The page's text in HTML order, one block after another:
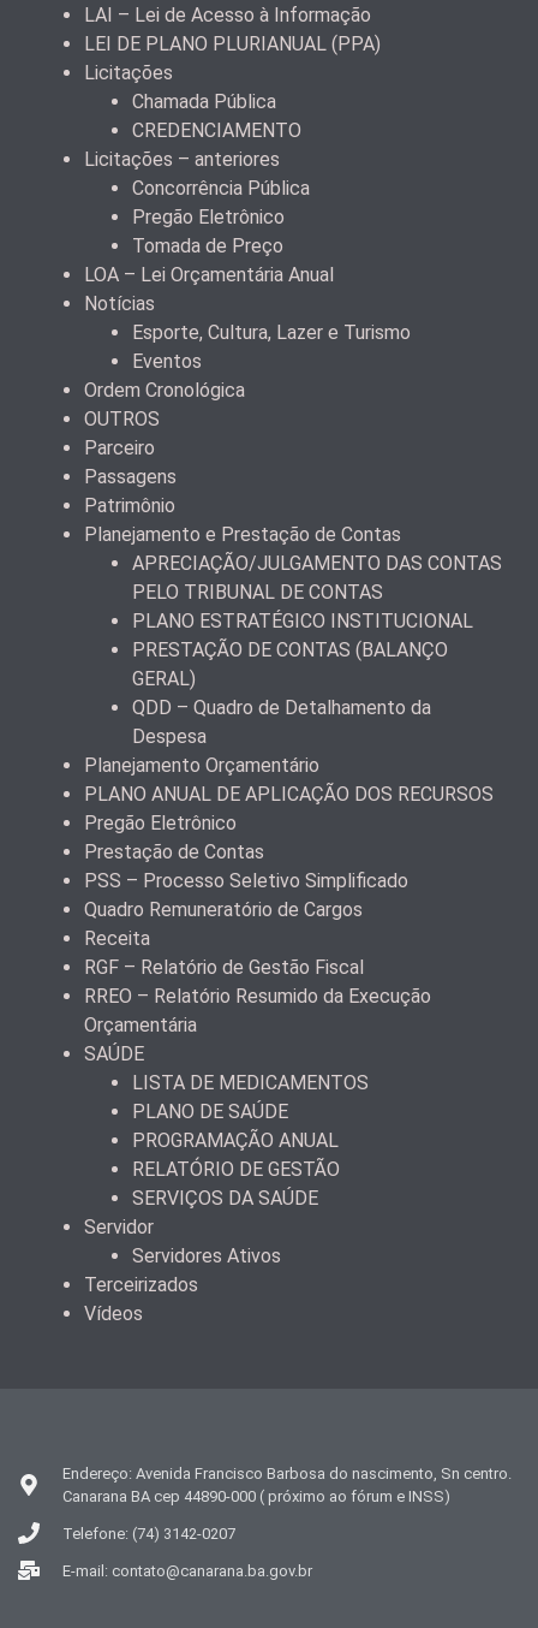
LAI – Lei de Acesso à Informação
LEI DE PLANO PLURIANUAL (PPA)
Licitações
Chamada Pública
CREDENCIAMENTO
Licitações – anteriores
Concorrência Pública
Pregão Eletrônico
Tomada de Preço
LOA – Lei Orçamentária Anual
Notícias
Esporte, Cultura, Lazer e Turismo
Eventos
Ordem Cronológica
OUTROS
Parceiro
Passagens
Patrimônio
Planejamento e Prestação de Contas
APRECIAÇÃO/JULGAMENTO DAS CONTAS
PELO TRIBUNAL DE CONTAS
PLANO ESTRATÉGICO INSTITUCIONAL
PRESTAÇÃO DE CONTAS (BALANÇO
GERAL)
QDD – Quadro de Detalhamento da
Despesa
Planejamento Orçamentário
PLANO ANUAL DE APLICAÇÃO DOS RECURSOS
Pregão Eletrônico
Prestação de Contas
PSS – Processo Seletivo Simplificado
Quadro Remuneratório de Cargos
Receita
RGF – Relatório de Gestão Fiscal
RREO – Relatório Resumido da Execução
Orçamentária
SAÚDE
LISTA DE MEDICAMENTOS
PLANO DE SAÚDE
PROGRAMAÇÃO ANUAL
RELATÓRIO DE GESTÃO
SERVIÇOS DA SAÚDE
Servidor
Servidores Ativos
Terceirizados
Vídeos
Endereço: Avenida Francisco Barbosa do nascimento, Sn centro.
Canarana BA cep 44890-000 ( próximo ao fórum e INSS)
Telefone: (74) 3142-0207
E-mail: contato@canarana.ba.gov.br